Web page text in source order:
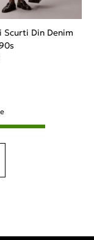
Scurti Din Denim